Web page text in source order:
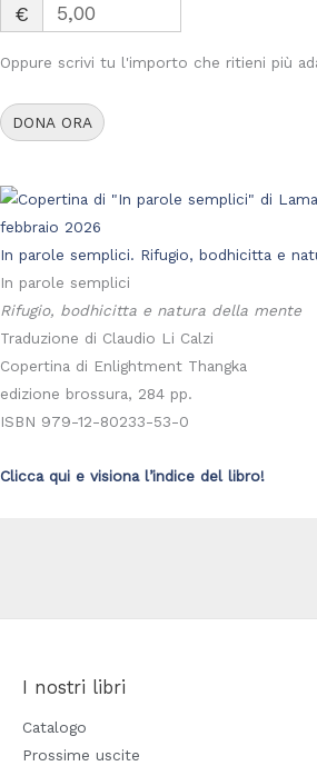
€
Oppure scrivi tu l'importo che ritieni più
DONA ORA
In parole semplici. Rifugio, bodhicitta e
In parole semplici
Rifugio, bodhicitta e natura della mente
Traduzione di Claudio Li Calzi
Copertina di Enlightment Thangka
edizione brossura, 284 pp.
ISBN 979-12-80233-53-0
Clicca qui e visiona l’indice del libro!
I nostri libri
Catalogo
Prossime uscite